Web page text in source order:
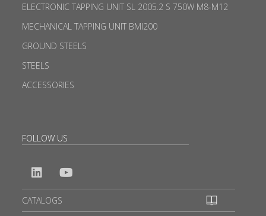
ELECTRONIC TAPPING UNIT SL 2005.2 S 750W M8-M12
MECHANICAL TAPPING UNIT BMI200
GROUND STEELS
STEELS
ACCESSORIES
FOLLOW US
CATALOGS